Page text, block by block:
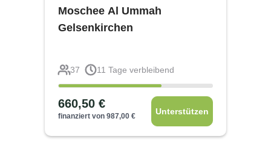
Moschee Al Ummah
Gelsenkirchen
37 11 Tage verbleibend
660,50 €
finanziert von 987,00 € Unterstützen